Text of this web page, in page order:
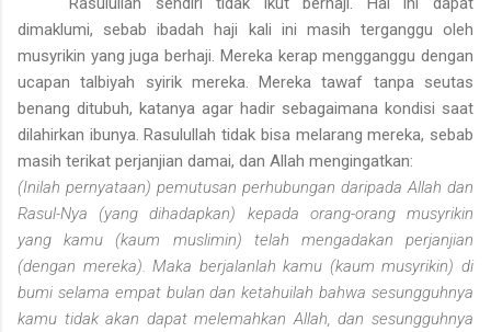
dimaklumi, sebab ibadah haji kali ini masih terganggu oleh
musyrikin yang juga berhaji. Mereka kerap mengganggu dengan
ucapan talbiyah syirik mereka. Mereka tawaf tanpa seutas
benang ditubuh, katanya agar hadir sebagaimana kondisi saat
dilahirkan ibunya. Rasulullah tidak bisa melarang mereka, sebab
masih terikat perjanjian damai, dan Allah mengingatkan:
(Inilah pernyataan) pemutusan perhubungan daripada Allah dan
Rasul-Nya (yang dihadapkan) kepada orang-orang musyrikin
yang kamu (kaum muslimin) telah mengadakan perjanjian
(dengan mereka). Maka berjalanlah kamu (kaum musyrikin) di
bumi selama empat bulan dan ketahuilah bahwa sesungguhnya
kamu tidak akan dapat melemahkan Allah, dan sesungguhnya